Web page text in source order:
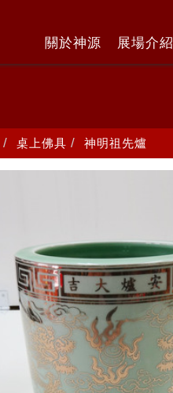
關於神源 展場介紹
桌上佛具 神明祖先爐